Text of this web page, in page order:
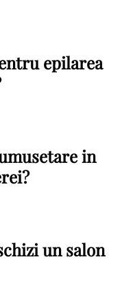
epilarea
in
un salon